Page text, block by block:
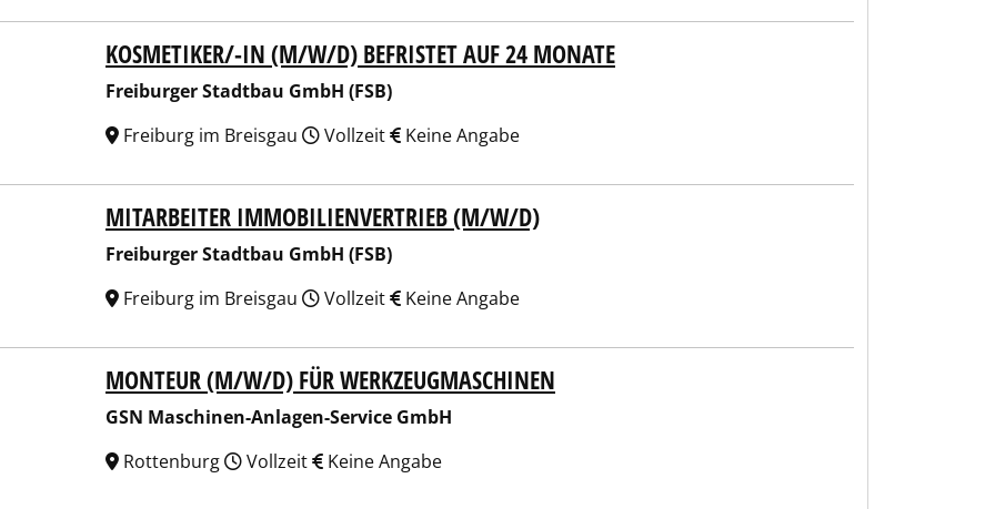
Stadtbau GmbH (FSB)
KOSMETIKER/-IN (M/W/D) BEFRISTET AUF 24 MONATE
Freiburger Stadtbau GmbH (FSB)
Freiburg im Breisgau
Vollzeit Keine Angabe
Stadtbau GmbH (FSB)
MITARBEITER IMMOBILIENVERTRIEB (M/W/D)
Freiburger Stadtbau GmbH (FSB)
Freiburg im Breisgau
Vollzeit Keine Angabe
Maschinen-Anlagen-Service GmbH
MONTEUR (M/W/D) FÜR WERKZEUGMASCHINEN
GSN Maschinen-Anlagen-Service GmbH
Rottenburg
Vollzeit Keine Angabe